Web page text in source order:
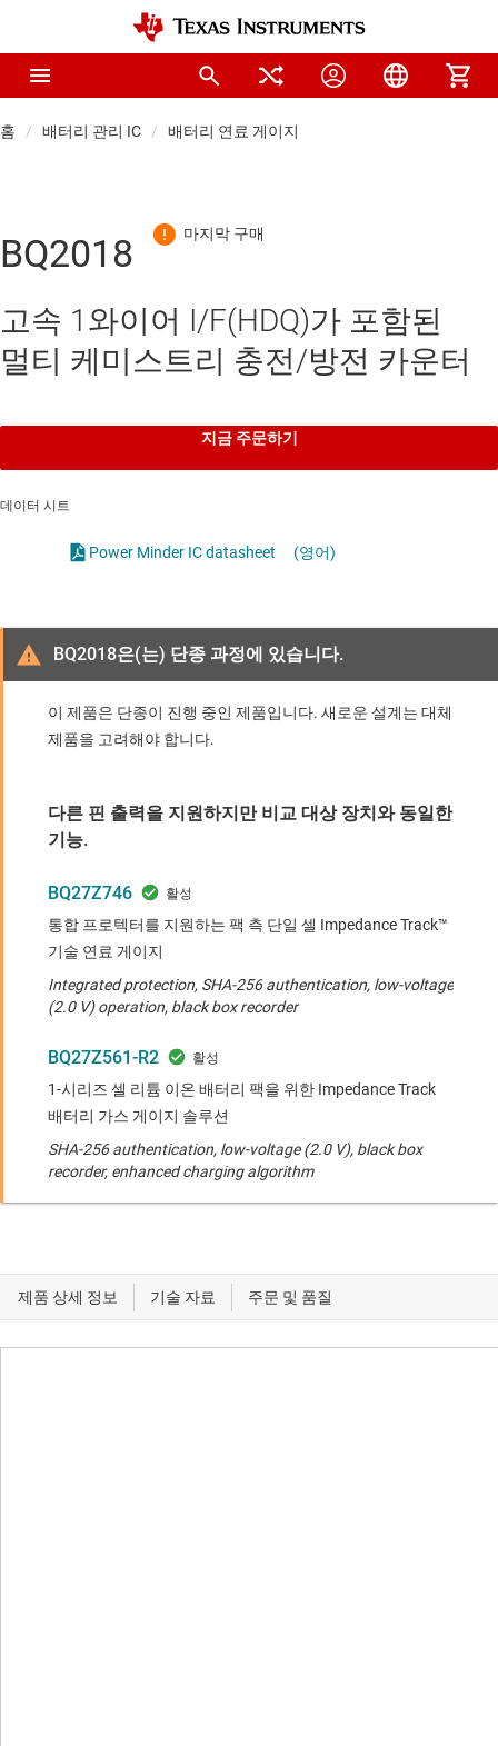
홈 배터리 관리 IC 배터리 연료 게이지
BQ2018
고속 1와이어 I/F(HDQ)가 포함된
멀티 케미스트리 충전/방전 카운터
지금 주문하기
데이터 시트
Power Minder IC datasheet (영어)
BQ2018은(는) 단종 과정에 있습니다.
이 제품은 단종이 진행 중인 제품입니다. 새로운 설계는 대체
제품을 고려해야 합니다.
다른 핀 출력을 지원하지만 비교 대상 장치와 동일한
기능.
BQ27Z746
통합 프로텍터를 지원하는 팩 측 단일 셀 Impedance Track™
기술 연료 게이지
Integrated protection, SHA-256 authentication, low-voltage
(2.0 V) operation, black box recorder
BQ27Z561-R2
1-시리즈 셀 리튬 이온 배터리 팩을 위한 Impedance Track
배터리 가스 게이지 솔루션
SHA-256 authentication, low-voltage (2.0 V), black box
recorder, enhanced charging algorithm